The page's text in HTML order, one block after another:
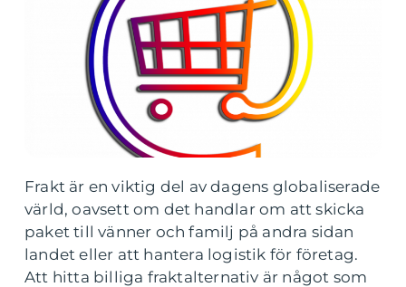
Frakt är en viktig del av dagens globaliserade
värld, oavsett om det handlar om att skicka
paket till vänner och familj på andra sidan
landet eller att hantera logistik för företag.
Att hitta billiga fraktalternativ är något som